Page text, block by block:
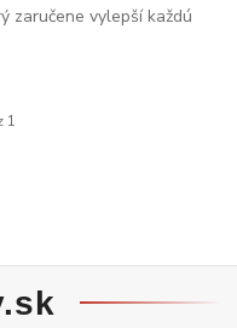
zaručene vylepší každú
1